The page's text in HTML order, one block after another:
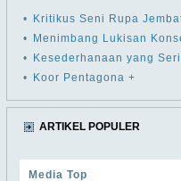
•
Kritikus Seni Rupa
•
Menimbang Lukisan
•
Kesederhanaan yang
•
Koor Pentagona +
ARTIKEL POPULER
Media Top